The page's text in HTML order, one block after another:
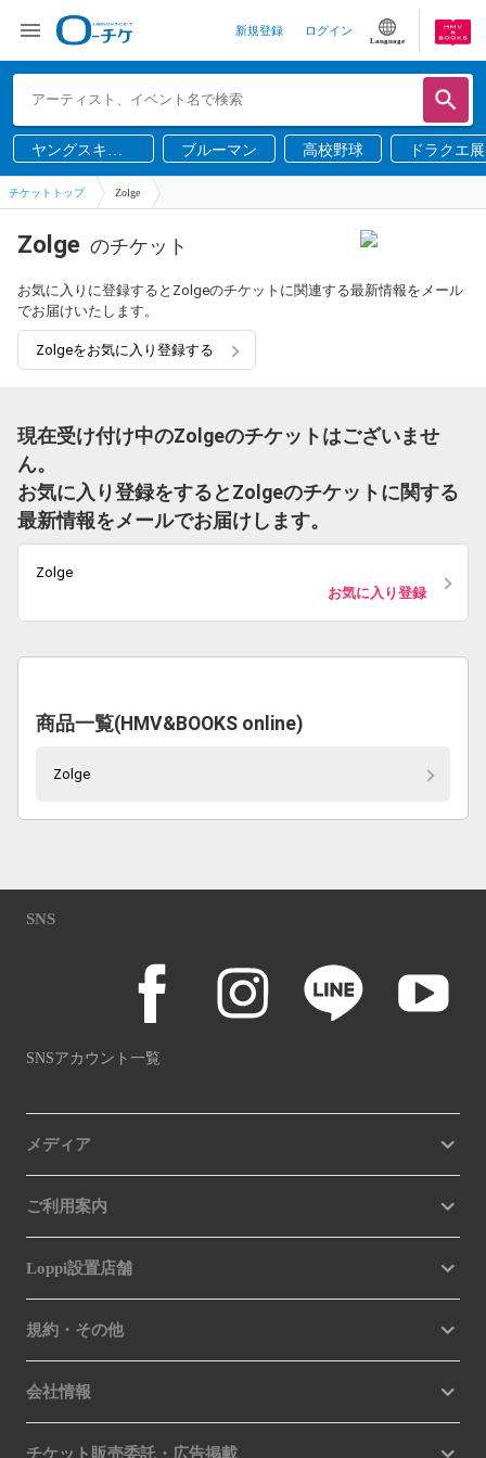
新規登録 ログイン
Language
ヤングスキニ
ー
ブルーマン 高校野球 ドラクエ展
チケットトップ Zolge
Zolge のチケット
お気に入りに登録するとZolgeのチケットに関連する最新情報をメール
でお届けいたします。
Zolgeをお気に入り登録する
現在受け付け中のZolgeのチケットはございませ
ん。
お気に入り登録をするとZolgeのチケットに関する
最新情報をメールでお届けします。
Zolge
お気に入り登録
商品一覧(HMV&BOOKS online)
Zolge
SNS
SNSアカウント一覧
メディア
ご利用案内
Loppi設置店舗
規約・その他
会社情報
チケット販売委託・広告掲載